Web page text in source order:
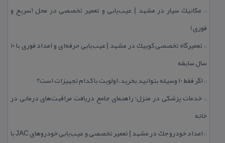
:: مكانیك سیار در مشهد | عیب‌یابی و تعمیر تخصصی در محل (سریع و
فوری)
::
تعمیرگاه تخصصی كوییك در مشهد | عیب‌یابی حرفه‌ای و امداد فوری با ۱۰
سال سابقه
:: اگر فقط 10 وسیله بتوانید بخرید، اولویت با كدام تجهیزات است؟
:: خدمات پزشكی در منزل؛ راهنمای جامع دریافت مراقبت‌های درمانی در
خانه
::
امداد خودرو جك در مشهد | تعمیر تخصصی و عیب‌یابی خودروهای JAC با